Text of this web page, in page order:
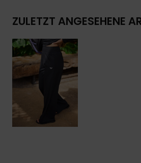
ZULETZT ANGESEHENE